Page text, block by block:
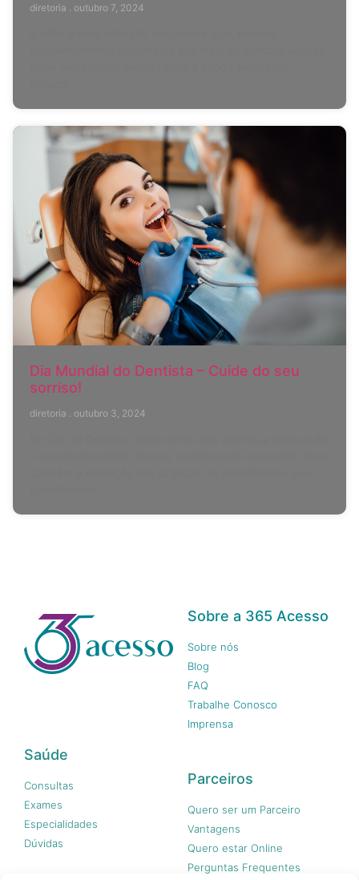
diretoria outubro 7, 2024
Dia Mundial do Dentista – Cuide do seu
sorriso!
diretoria outubro 3, 2024
Sobre a 365 Acesso
Sobre nós
Blog
FAQ
Trabalhe Conosco
Imprensa
Saúde
Consultas
Exames
Especialidades
Dúvidas
Parceiros
Quero ser um Parceiro
Vantagens
Quero estar Online
Perguntas Frequentes